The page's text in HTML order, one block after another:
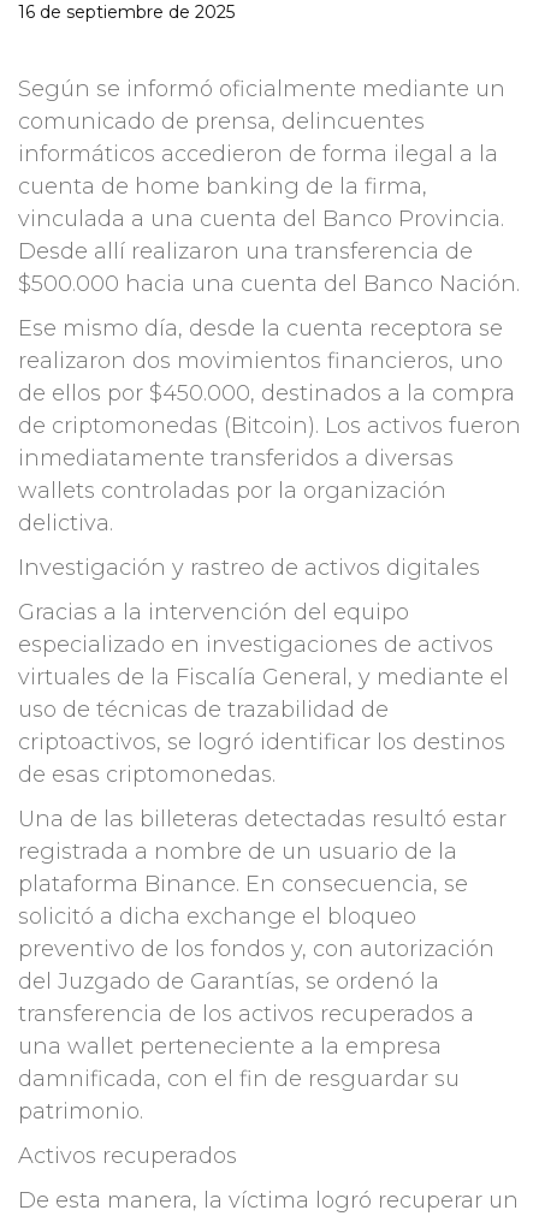
16 de septiembre de 2025
Según se informó oficialmente mediante un
comunicado de prensa, delincuentes
informáticos accedieron de forma ilegal a la
cuenta de home banking de la firma,
vinculada a una cuenta del Banco Provincia.
Desde allí realizaron una transferencia de
$500.000 hacia una cuenta del Banco Nación.
Ese mismo día, desde la cuenta receptora se
realizaron dos movimientos financieros, uno
de ellos por $450.000, destinados a la compra
de criptomonedas (Bitcoin). Los activos fueron
inmediatamente transferidos a diversas
wallets controladas por la organización
delictiva.
Investigación y rastreo de activos digitales
Gracias a la intervención del equipo
especializado en investigaciones de activos
virtuales de la Fiscalía General, y mediante el
uso de técnicas de trazabilidad de
criptoactivos, se logró identificar los destinos
de esas criptomonedas.
Una de las billeteras detectadas resultó estar
registrada a nombre de un usuario de la
plataforma Binance. En consecuencia, se
solicitó a dicha exchange el bloqueo
preventivo de los fondos y, con autorización
del Juzgado de Garantías, se ordenó la
transferencia de los activos recuperados a
una wallet perteneciente a la empresa
damnificada, con el fin de resguardar su
patrimonio.
Activos recuperados
De esta manera, la víctima logró recuperar un